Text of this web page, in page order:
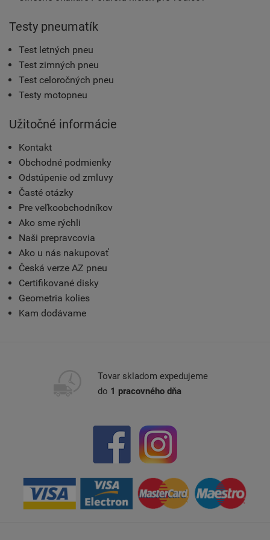
Testy pneumatík
Test letných pneu
Test zimných pneu
Test celoročných pneu
Testy motopneu
Užitočné informácie
Kontakt
Obchodné podmienky
Odstúpenie od zmluvy
Časté otázky
Pre veľkoobchodníkov
Ako sme rýchli
Naši prepravcovia
Ako u nás nakupovať
Česká verze AZ pneu
Certifikované disky
Geometria kolies
Kam dodávame
Tovar skladom expedujeme
do 1 pracovného dňa